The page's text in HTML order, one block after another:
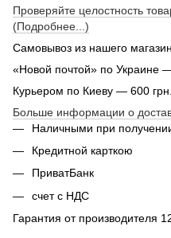
Проверяйте целостность
(Подробнее...)
Самовывоз из нашего
«Новой почтой» по Украине
Курьером по Киеву — 600 грн.
Больше информации о
Наличными при
Кредитной карткою
ПриватБанк
счет с НДС
Гарантия от производителя